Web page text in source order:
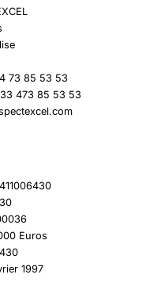
73 85 53 53
473 85 53 53
Euros
1997